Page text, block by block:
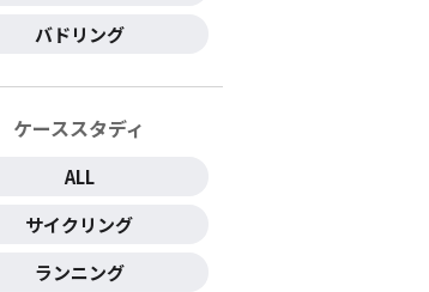
バドリング
ケーススタディ
ALL
サイクリング
ランニング